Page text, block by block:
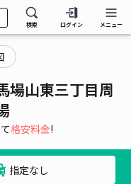
検索 ログイン メニュー
場山東三丁目周
格安料金!
指定なし